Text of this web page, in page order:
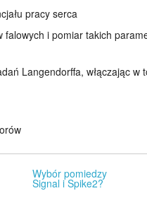
pracy serca
falowych i pomiar takich
Langendorffa, włączając w
Wybór pomiedzy
Signal i Spike2?